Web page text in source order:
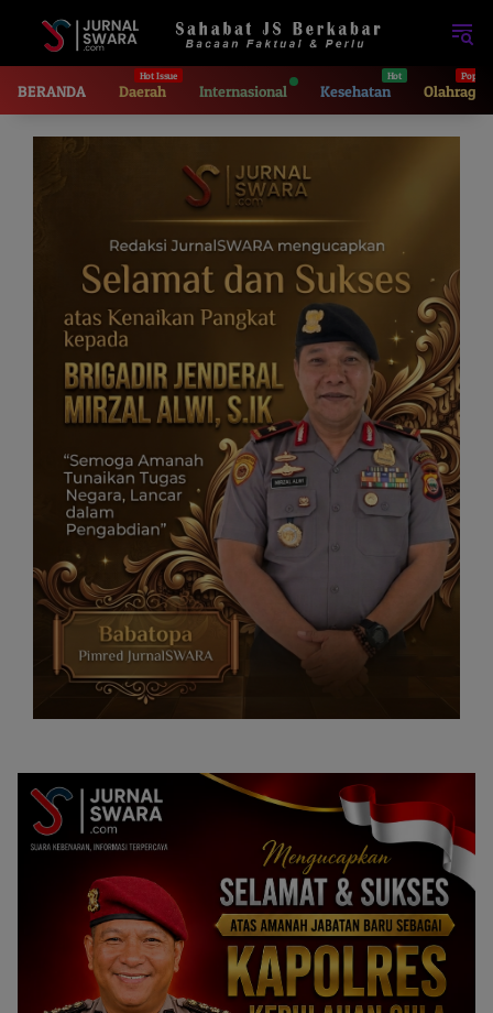
BERANDA Daerah Internasional Kesehatan Olahraga